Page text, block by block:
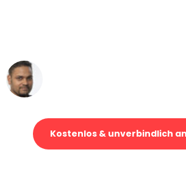
Kostenlos & unverbindlich